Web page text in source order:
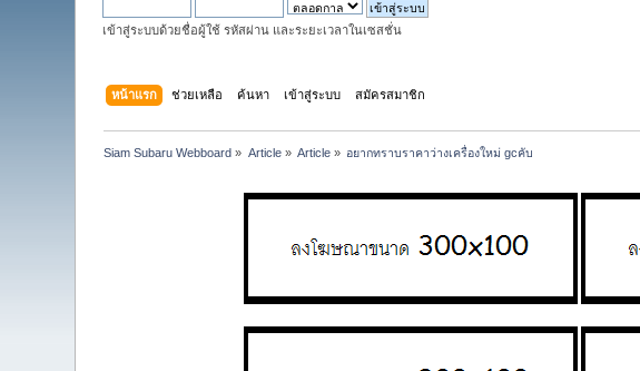
เข้าสู่ระบบด้วยชื่อผู้ใช้ รหัสผ่าน และระยะเวลาในเซสชั่น
หน้าแรก ช่วยเหลือ ค้นหา เข้าสู่ระบบ สมัครสมาชิก
Siam Subaru Webboard » Article» Article » อยากทราบราคาว่างเครื่องใหม่ gcคับ